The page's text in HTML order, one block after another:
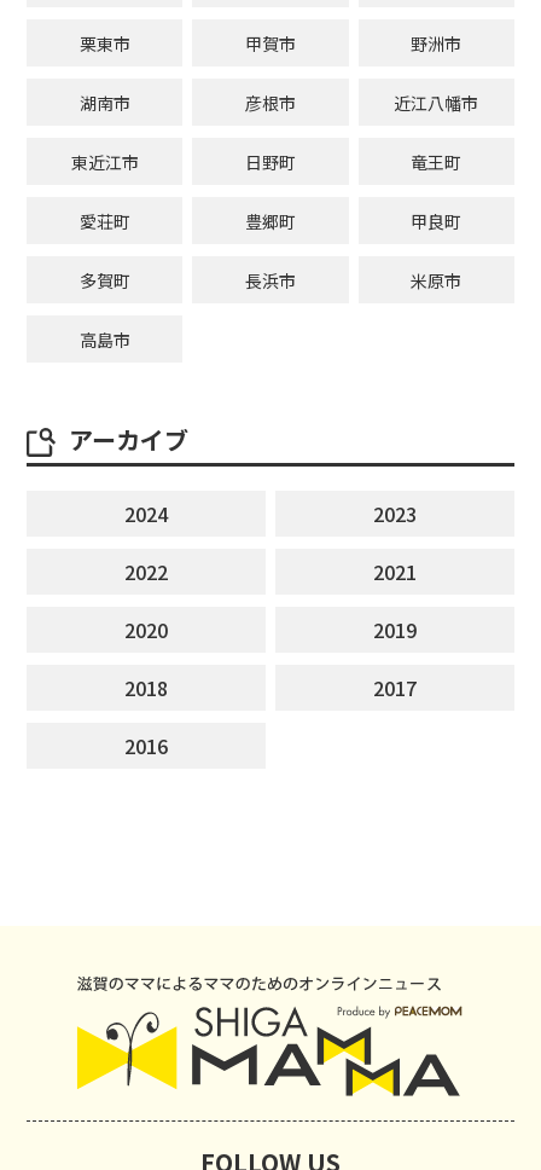
栗東市 甲賀市 野洲市
湖南市 彦根市 近江八幡市
東近江市 日野町 竜王町
愛荘町 豊郷町 甲良町
多賀町 長浜市 米原市
高島市
アーカイブ
2024
2023
2022
2021
2020
2019
2018
2017
2016
FOLLOW US